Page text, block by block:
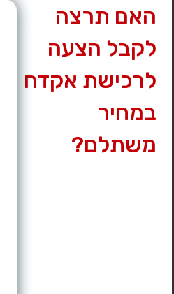
האם תרצה
לקבל הצעה
לרכישת אקדח
במחיר
משתלם?